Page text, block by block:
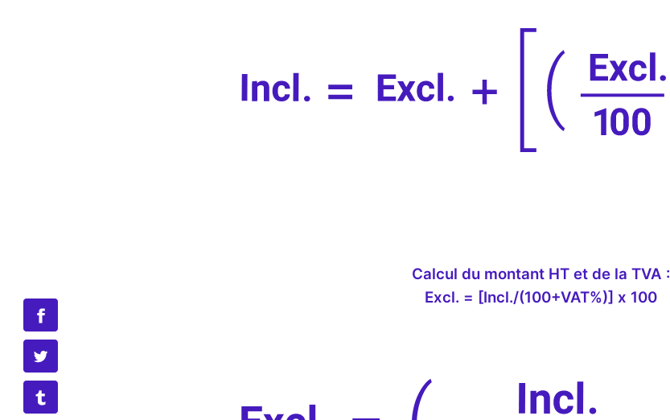
Calcul du montant HT et de la TVA :
Excl. = [Incl./(100+VAT%)] x 100